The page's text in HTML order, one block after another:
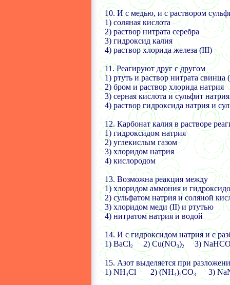
10. И с медью, и с раствором
1) соляная кислота
2)раствор нитрата серебра
3) гидроксид калия
4) раствор хлорида железа(III)
11.Реагируют друг с другом
1) ртуть и раствор нитрата свинца (
2)бром и раствор хлорида натрия
3) серная кислота и сульфит натрия
4) раствор гидроксида натрия и
12.Карбонат калия в растворе
1) гидроксидом натрия
2) углекислым газом
3) хлоридом натрия
4) кислородом
13. Возможна реакция между
1) хлоридом аммония и
2) сульфатом натрия и соляной
3) хлоридом меди(II) и ртутью
4) нитратом натрия и водой
14. И с гидроксидом натрия и с
1)BaCl2 2) Cu(NO3)2 3)
15.Азот выделяется при
1)NH4Cl 2) (NH4)2CO33)